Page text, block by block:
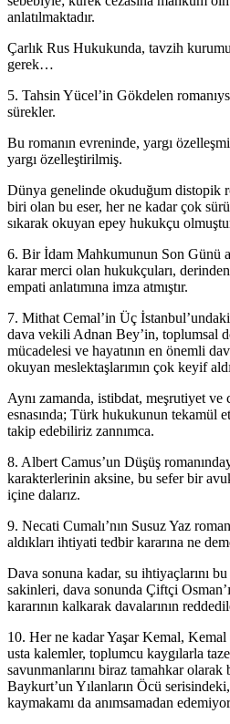
anlatılmaktadır.
Çarlık Rus Hukukunda, tavzih
gerek…
5. Tahsin Yücel’in Gökdelen
sürekler.
Bu romanın evreninde, yargı
yargı özelleştirilmiş.
Dünya genelinde okuduğum distopik
biri olan bu eser, her ne kadar çok
sıkarak okuyan epey hukukçu
6. Bir İdam Mahkumunun Son Günü
karar merci olan hukukçuları,
empati anlatımına imza atmıştır.
7. Mithat Cemal’in Üç
dava vekili Adnan Bey’in, toplumsal
mücadelesi ve hayatının en önemli
okuyan meslektaşlarımın çok keyif
Aynı zamanda, istibdat, meşrutiyet
esnasında; Türk hukukunun tekamül
takip edebiliriz zannımca.
8. Albert Camus’un Düşüş
karakterlerinin aksine, bu sefer bir
içine dalarız.
9. Necati Cumalı’nın Susuz Yaz
aldıkları ihtiyati tedbir kararına ne
Dava sonuna kadar, su ihtiyaçlarını
sakinleri, dava sonunda Çiftçi
kararının kalkarak davalarının
10. Her ne kadar Yaşar Kemal,
usta kalemler, toplumcu kaygılarla
savunmanlarını biraz tamahkar
Baykurt’un Yılanların Öcü
kaymakamı da anımsamadan